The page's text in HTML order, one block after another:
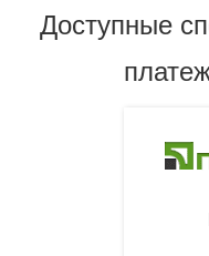
Доступные